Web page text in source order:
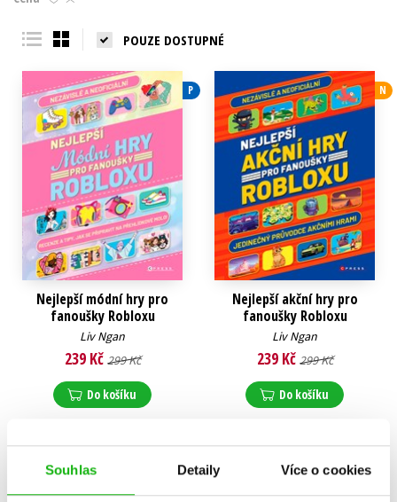
Souhlas Detaily Více o cookies
Young adult (SK)
POUZE DOSTUPNÉ
P
Nejlepší módní hry pro
fanoušky Robloxu
Liv Ngan
239 Kč 299 Kč
Do košíku
N
Nejlepší akční hry pro
fanoušky Robloxu
Liv Ngan
239 Kč 299 Kč
Do košíku
Zobraz záznamů